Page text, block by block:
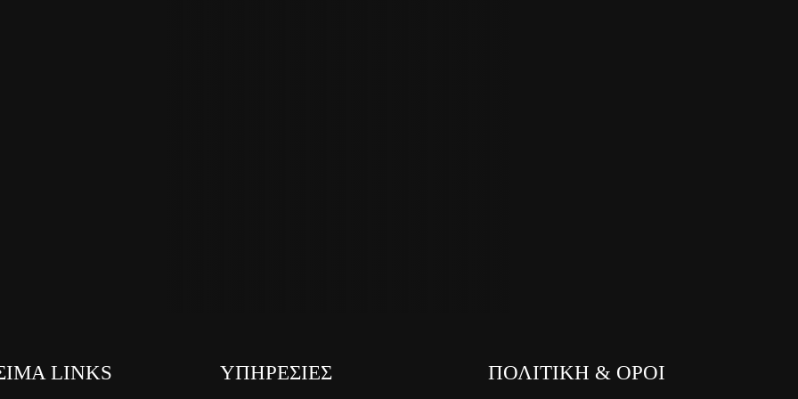
LINKS ΥΠΗΡΕΣΙΕΣ ΠΟΛΙΤΙΚΗ & ΟΡΟΙ